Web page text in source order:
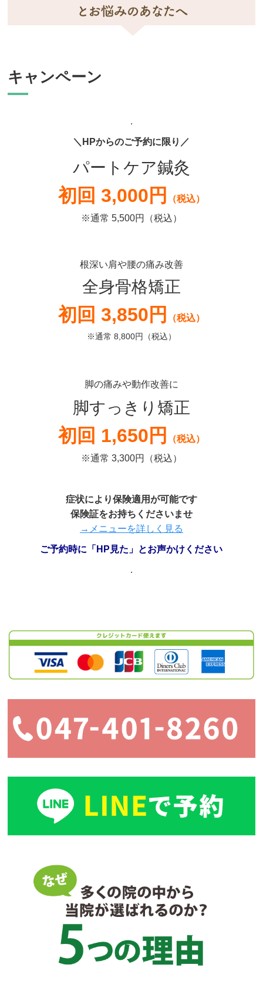
キャンペーン
.
＼HPからのご予約に限り／
パートケア鍼灸
初回 3,000円
（税込）
※通常 5,500円（税込）
根深い肩や腰の痛み改善
全身骨格矯正
初回 3,850円 （税込）
※通常 8,800円（税込）
脚の痛みや動作改善に
脚すっきり矯正
初回 1,650円
（税込）
※通常 3,300円（税込）
症状により保険適用が可能です
保険証をお持ちくださいませ
→メニューを詳しく見る
ご予約時に「HP見た」とお声かけください
.